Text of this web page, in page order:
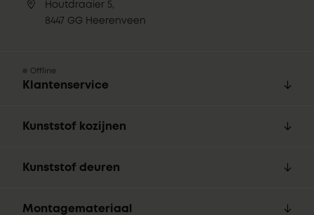
Houtdraaier 5,
8447 GG Heerenveen
Offline
Klantenservice
Kunststof kozijnen
Kunststof deuren
Montagemateriaal